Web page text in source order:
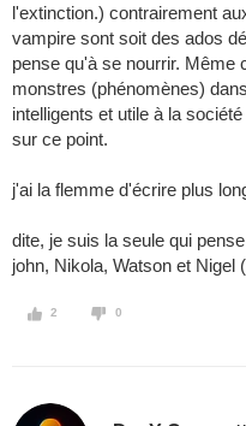
l'extinction.) contrairement
vampire sont soit des ados
pense qu'à se nourrir. Même
monstres (phénomènes)
intelligents et utile à la
sur ce point.
j'ai la flemme d'écrire plus
dite, je suis la seule qui
john, Nikola, Watson et Nigel
2 0